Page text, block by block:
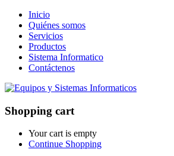
Inicio
Quiénes somos
Servicios
Productos
Sistema Informatico
Contáctenos
Shopping cart
Your cart is empty
Continue Shopping